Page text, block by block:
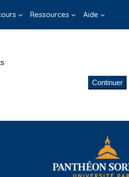
Ressources Aide
Continuer